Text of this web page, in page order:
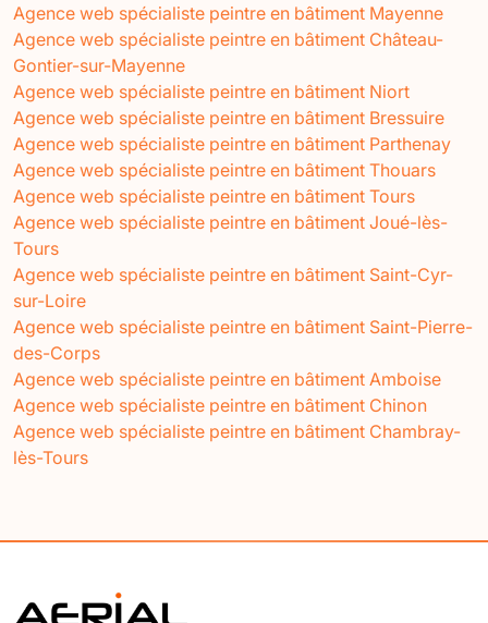
Agence web spécialiste peintre en bâtiment Mayenne
Agence web spécialiste peintre en bâtiment Château-
Gontier-sur-Mayenne
Agence web spécialiste peintre en bâtiment Niort
Agence web spécialiste peintre en bâtiment Bressuire
Agence web spécialiste peintre en bâtiment Parthenay
Agence web spécialiste peintre en bâtiment Thouars
Agence web spécialiste peintre en bâtiment Tours
Agence web spécialiste peintre en bâtiment Joué-lès-
Tours
Agence web spécialiste peintre en bâtiment Saint-Cyr-
sur-Loire
Agence web spécialiste peintre en bâtiment Saint-Pierre-
des-Corps
Agence web spécialiste peintre en bâtiment Amboise
Agence web spécialiste peintre en bâtiment Chinon
Agence web spécialiste peintre en bâtiment Chambray-
lès-Tours